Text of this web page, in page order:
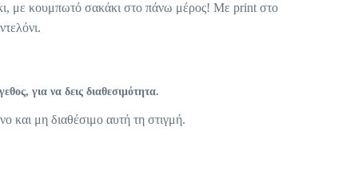
με κουμπωτό σακάκι στο πάνω μέρος! Με print στο
για να δεις διαθεσιμότητα.
και μη διαθέσιμο αυτή τη στιγμή.